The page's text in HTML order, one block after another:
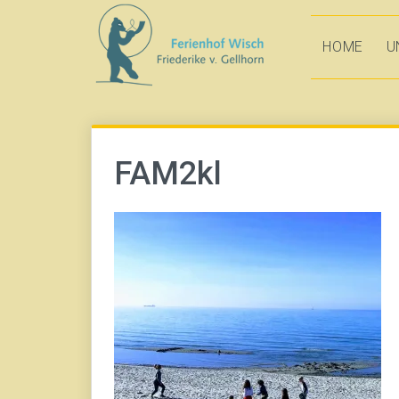
HOME
FAM2kl